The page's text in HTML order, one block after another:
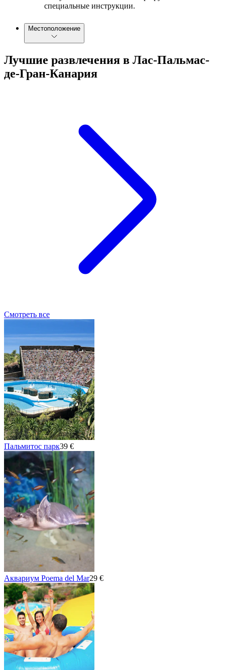
специальные инструкции.
Местоположение
Лучшие развлечения в Лас-Пальмас-
де-Гран-Канария
Смотреть все
Пальмитос парк39 €
Аквариум Poema del Mar29 €